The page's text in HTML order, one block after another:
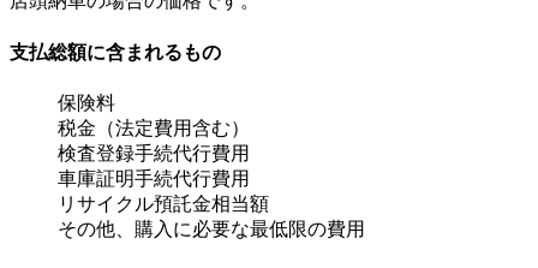
支払総額に含まれるもの
保険料
税金（法定費用含む）
検査登録手続代行費用
車庫証明手続代行費用
リサイクル預託金相当額
その他、購入に必要な最低限の費用